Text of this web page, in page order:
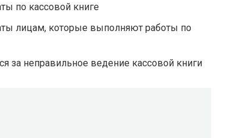
по кассовой книге
лицам, которые выполняют работы по
за неправильное ведение кассовой книги